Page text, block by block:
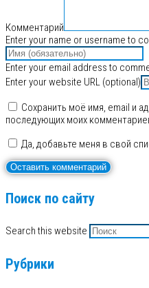
Комментарий
Enter your name or username to
Enter your email address to
Enter your website URL (optional)
Сохранить моё имя, email и
последующих моих
Да, добавьте меня в свой
Поиск по сайту
Search this website
Рубрики